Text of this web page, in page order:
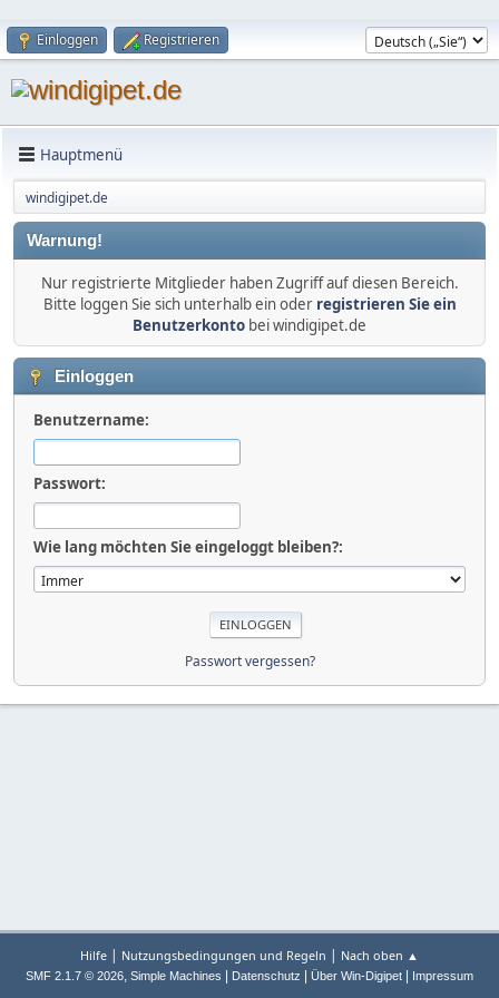
Einloggen Registrieren
Hauptmenü
windigipet.de
Warnung!
Nur registrierte Mitglieder haben Zugriff auf diesen Bereich.
Bitte loggen Sie sich unterhalb ein oder registrieren Sie ein
Benutzerkonto bei windigipet.de
Einloggen
Benutzername:
Passwort:
Wie lang möchten Sie eingeloggt bleiben?:
Passwort vergessen?
Hilfe | Nutzungsbedingungen und Regeln | Nach oben ▲
SMF 2.1.7 © 2026, Simple Machines Datenschutz Über Win-Digipet Impressum